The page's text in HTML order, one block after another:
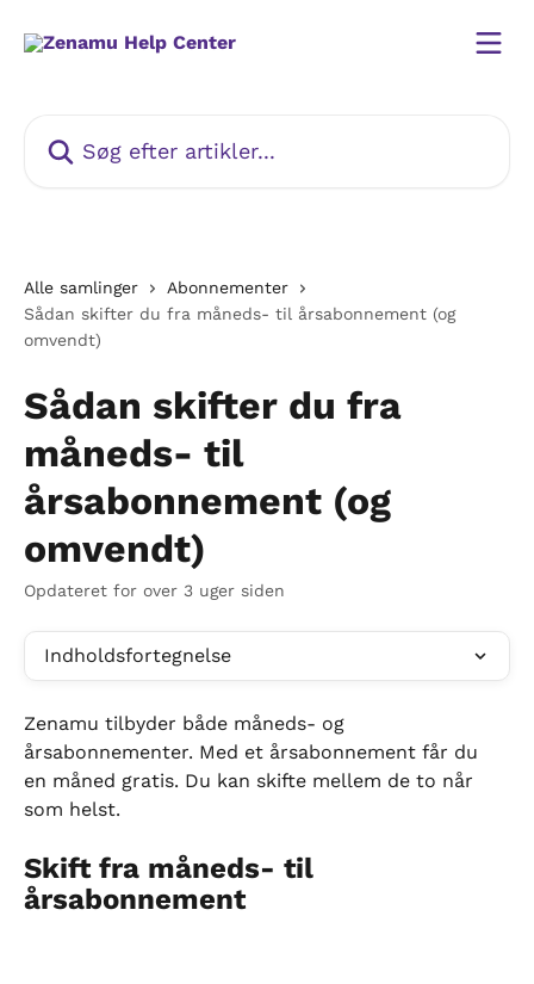
Alle samlinger
Abonnementer
Sådan skifter du fra måneds- til årsabonnement (og
omvendt)
Sådan skifter du fra
måneds- til
årsabonnement (og
omvendt)
Opdateret for over 3 uger siden
Indholdsfortegnelse
Zenamu tilbyder både måneds- og
årsabonnementer. Med et årsabonnement får du
en måned gratis. Du kan skifte mellem de to når
som helst.
Skift fra måneds- til
årsabonnement